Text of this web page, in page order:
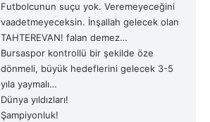
Futbolcunun suçu yok. Veremeyeceğini
vaadetmeyeceksin. İnşallah gelecek olan
TAHTEREVAN! falan demez…
Bursaspor kontrollü bir şekilde öze
dönmeli, büyük hedeflerini gelecek 3-5
yıla yaymalı…
Dünya yıldızları!
Şampiyonluk!